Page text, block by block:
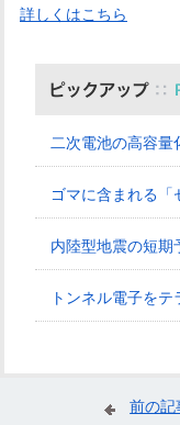
詳しくはこちら
二次電池の高容
ゴマに含まれる
内陸型地震の短期
トンネル電子を
前の記